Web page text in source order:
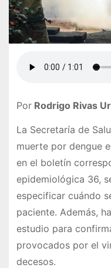
PorRodrigo Rivas
La Secretaría de
muerte por dengue
en el boletín
epidemiológica 36,
especificar cuándo
paciente. Además,
estudio para
provocados por el
decesos.